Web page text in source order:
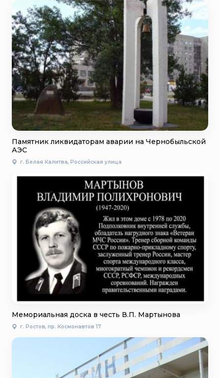
Памятник ликвидаторам аварии на Чернобыльской
АЭС
г. Белая Калитва, Российская улица
Мемориальная доска в честь В.П. Мартынова
г. Ростов, пр. Космонавтов 17